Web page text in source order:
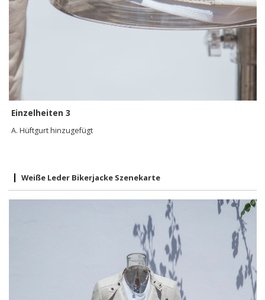
Einzelheiten 3
A. Hüftgurt hinzugefügt
Weiße Leder Bikerjacke Szenekarte